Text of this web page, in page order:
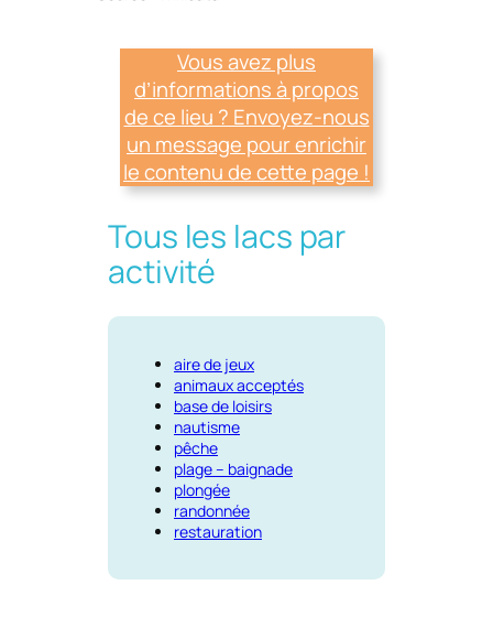
Vous avez plus
d’informations à propos
de ce lieu ? Envoyez-nous
un message pour enrichir
le contenu de cette page !
Tous les lacs par
activité
aire de jeux
animaux acceptés
base de loisirs
nautisme
pêche
plage – baignade
plongée
randonnée
restauration